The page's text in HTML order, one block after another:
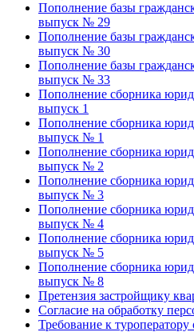
Пополнение базы
выпуск № 29
Пополнение базы
выпуск № 30
Пополнение базы
выпуск № 33
Пополнение сборника
выпуск 1
Пополнение сборника
выпуск № 1
Пополнение сборника
выпуск № 2
Пополнение сборника
выпуск № 3
Пополнение сборника
выпуск № 4
Пополнение сборника
выпуск № 5
Пополнение сборника
выпуск № 8
Претензия застройщику
Согласие на обработку
Требование к